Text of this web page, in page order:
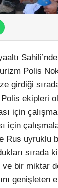
Polis
girdiği
Polis ekipleri
için
için
Rus uyruklu
sırada
bir miktar
genişleten